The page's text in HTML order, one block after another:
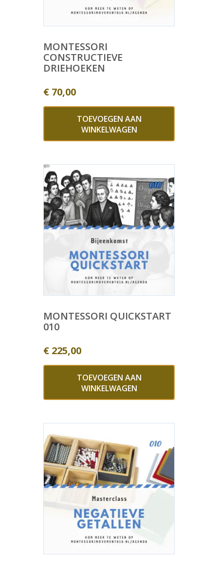
MONTESSORI
CONSTRUCTIEVE
DRIEHOEKEN
€ 70,00
TOEVOEGEN AAN
WINKELWAGEN
MONTESSORI QUICKSTART
010
€ 225,00
TOEVOEGEN AAN
WINKELWAGEN